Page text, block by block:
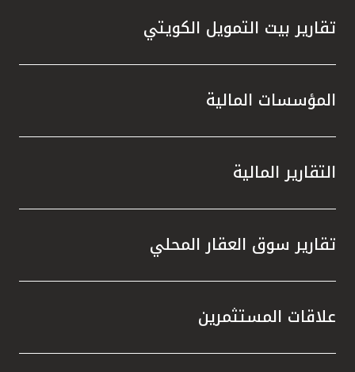
تقارير بيت التمويل الكويتي
المؤسسات المالية
التقارير المالية
تقارير سوق العقار المحلي
علاقات المستثمرين